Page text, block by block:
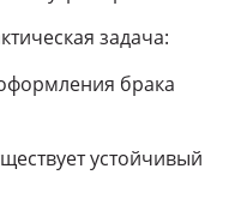
задача:
брака
устойчивый